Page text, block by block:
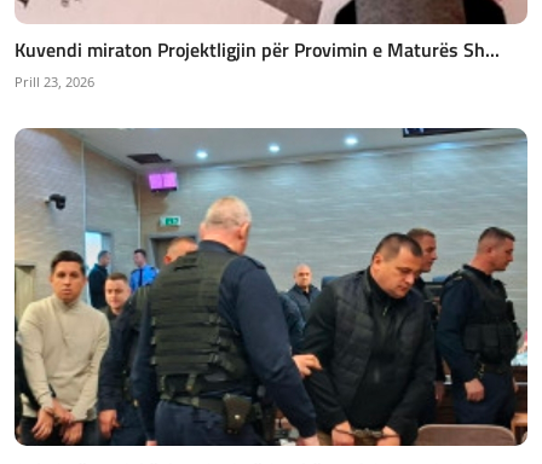
Kuvendi miraton Projektligjin për Provimin e Maturës Sh...
Prill 23, 2026